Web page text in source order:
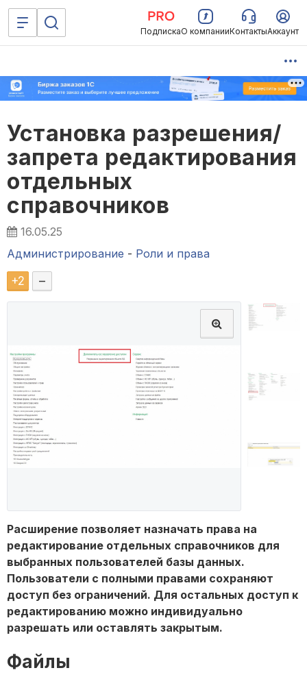
ПодпискаО компанииКонтактыАккаунт
Установка разрешения/
запрета редактирования
отдельных
справочников
16.05.25
Администрирование - Роли и права
+2 –
Расширение позволяет назначать права на
редактирование отдельных справочников для
выбранных пользователей базы данных.
Пользователи с полными правами сохраняют
доступ без ограничений. Для остальных доступ к
редактированию можно индивидуально
разрешать или оставлять закрытым.
Файлы